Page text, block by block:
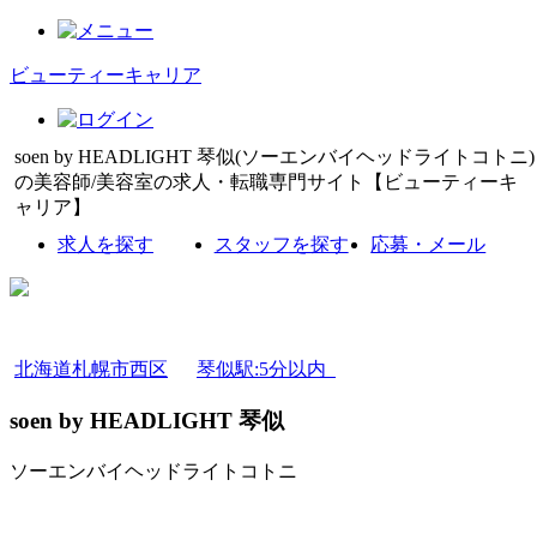
ビューティーキャリア
soen by HEADLIGHT 琴似(ソーエンバイヘッドライトコトニ)
の美容師/美容室の求人・転職専門サイト【ビューティーキ
ャリア】
求人を探す
スタッフを探す 応募・メール
北海道札幌市西区 琴似駅:5分以内
soen by HEADLIGHT 琴似
ソーエンバイヘッドライトコトニ